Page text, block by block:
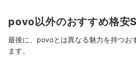
povo以外のおすすめ格安
最後に、povoとは異なる魅力を持つお
ます。